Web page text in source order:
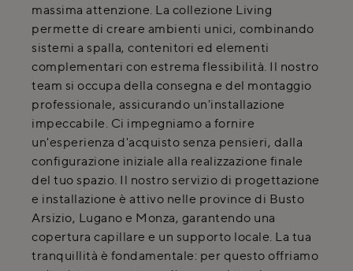
massima attenzione. La collezione Living
permette di creare ambienti unici, combinando
sistemi a spalla, contenitori ed elementi
complementari con estrema flessibilità. Il nostro
team si occupa della consegna e del montaggio
professionale, assicurando un'installazione
impeccabile. Ci impegniamo a fornire
un'esperienza d'acquisto senza pensieri, dalla
configurazione iniziale alla realizzazione finale
del tuo spazio. Il nostro servizio di progettazione
e installazione è attivo nelle province di Busto
Arsizio, Lugano e Monza, garantendo una
copertura capillare e un supporto locale. La tua
tranquillità è fondamentale: per questo offriamo